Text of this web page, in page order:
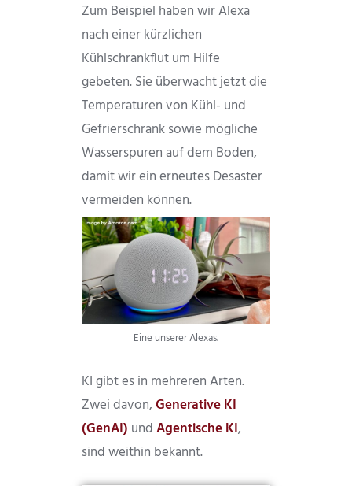
Zum Beispiel haben wir Alexa
nach einer kürzlichen
Kühlschrankflut um Hilfe
gebeten. Sie überwacht jetzt die
Temperaturen von Kühl- und
Gefrierschrank sowie mögliche
Wasserspuren auf dem Boden,
damit wir ein erneutes Desaster
vermeiden können.
Eine unserer Alexas.
KI gibt es in mehreren Arten.
Zwei davon,Generative KI
(GenAI) undAgentische KI,
sind weithin bekannt.